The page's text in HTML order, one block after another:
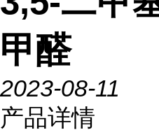
甲醛
2023-08-11
产品详情